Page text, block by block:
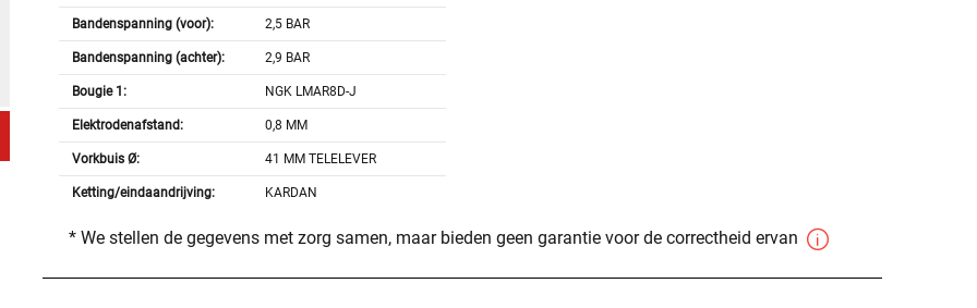
Bandenspanning (voor): 2,5 BAR
Bandenspanning (achter): 2,9 BAR
Bougie 1: NGK LMAR8D-J
Elektrodenafstand: 0,8 MM
Vorkbuis Ø: 41 MM TELELEVER
Ketting/eindaandrijving: KARDAN
* We stellen de gegevens met zorg samen, maar bieden geen garantie voor de correctheid ervan